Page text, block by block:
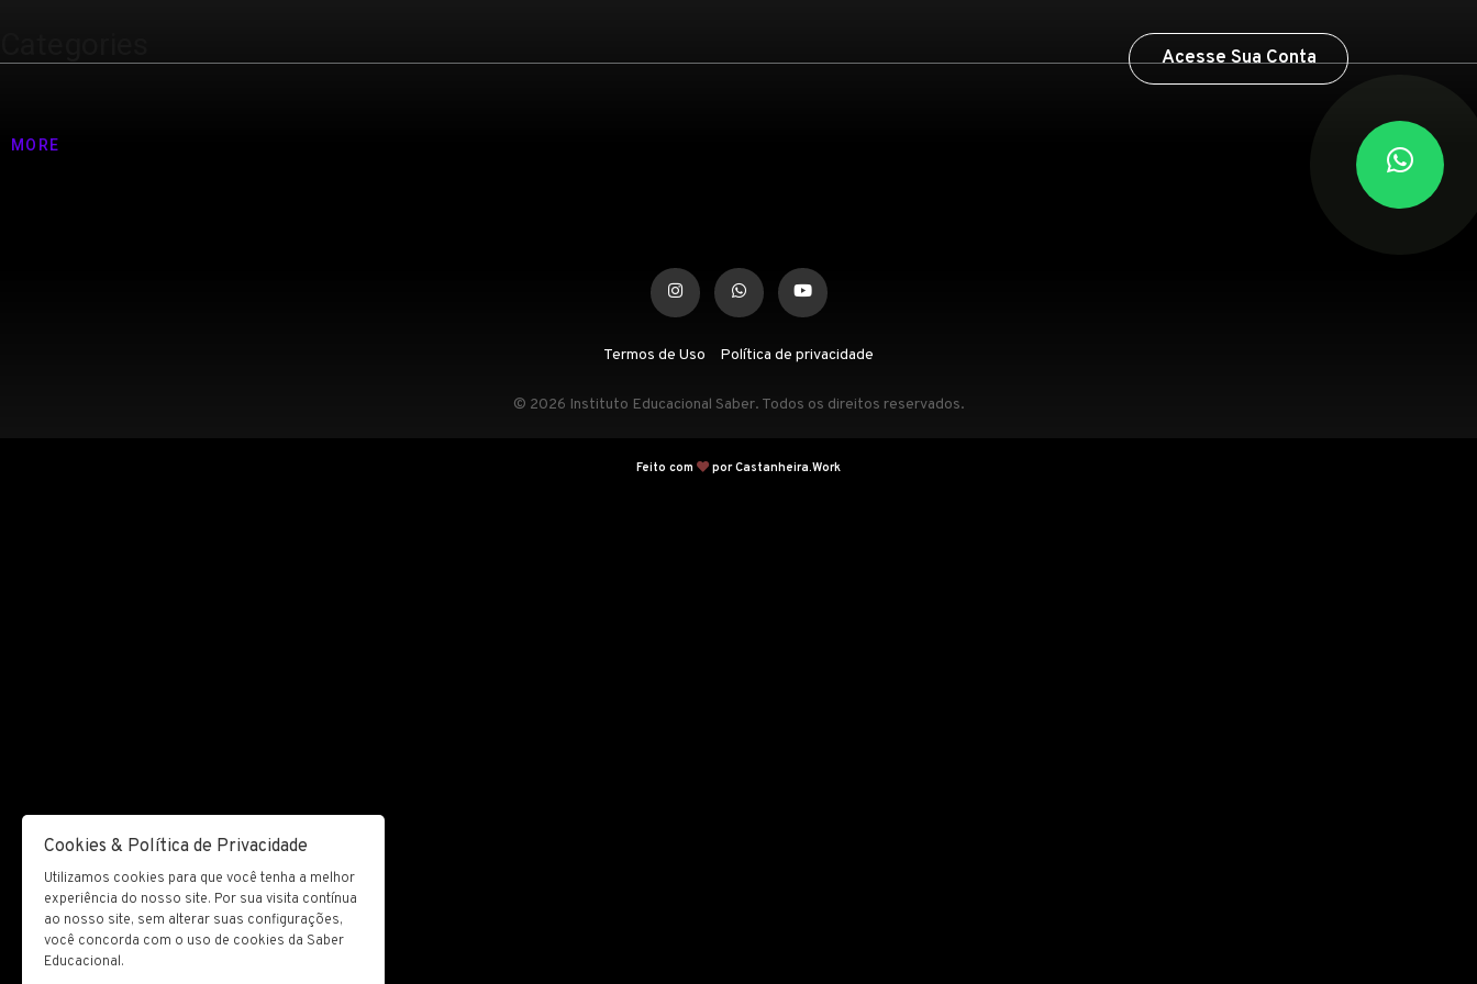
Acesse Sua Conta
MORE
Termos de Uso Política de privacidade
© 2026 Instituto Educacional Saber. Todos os direitos reservados.
Feito com por Castanheira.Work
Cookies & Política de Privacidade
Utilizamos cookies para que você tenha a melhor
experiência do nosso site. Por sua visita contínua
ao nosso site, sem alterar suas configurações,
você concorda com o uso de cookies da Saber
Educacional.